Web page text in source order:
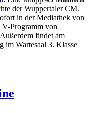
der Wuppertaler CM.
in der Mediathek von
Programm von
findet am
im Wartesaal 3. Klasse